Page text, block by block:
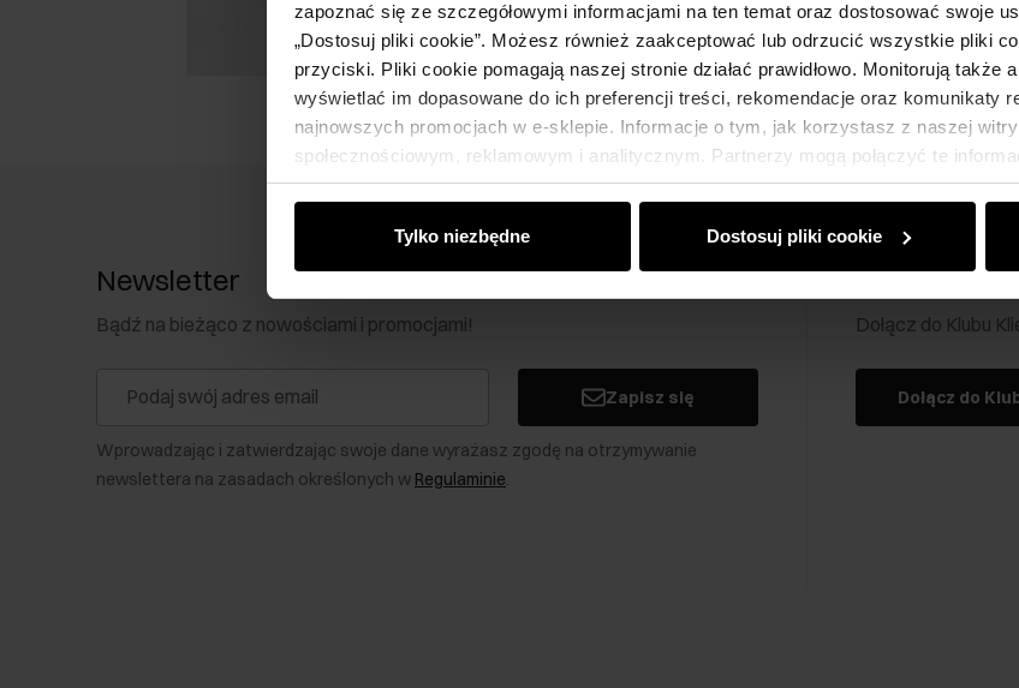
zapoznać się ze szczegółowymi informacjami na ten temat oraz dostosować swoje
„Dostosuj pliki cookie”. Możesz również zaakceptować lub odrzucić wszystkie pliki
przyciski. Pliki cookie pomagają naszej stronie działać prawidłowo. Monitorują także
wyświetlać im dopasowane do ich preferencji treści, rekomendacje oraz komunikaty
najnowszych promocjach w e-sklepie. Informacje o tym, jak korzystasz z naszej
społecznościowym, reklamowym i analitycznym. Partnerzy mogą połączyć te
od Ciebie lub uzyskanymi podczas korzystania z ich usług.
Tylko niezbędne Dostosuj pliki cookie
Newsletter
Bądź na bieżąco z nowościami i promocjami!
Zapisz się
Wprowadzając i zatwierdzając swoje dane wyrażasz zgodę na otrzymywanie
newslettera na zasadach określonych w Regulaminie.
Klub Klienta
Dołącz do Klubu
Dołącz do